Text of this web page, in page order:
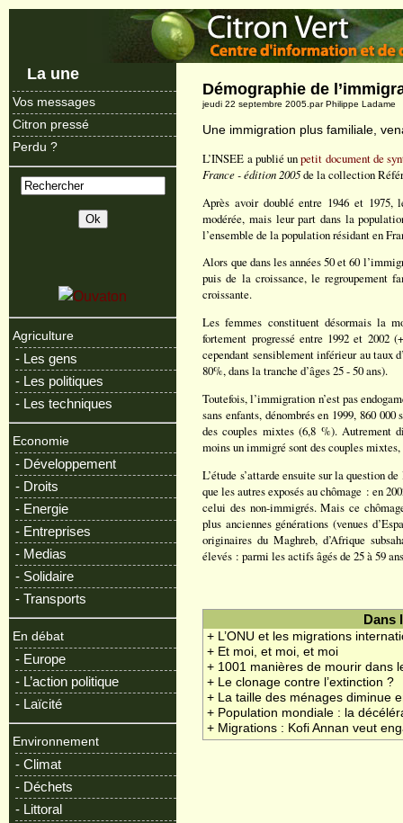
La une
Vos messages
Citron pressé
Perdu ?
Agriculture
- Les gens
- Les politiques
- Les techniques
Economie
- Développement
- Droits
- Energie
- Entreprises
- Medias
- Solidaire
- Transports
En débat
- Europe
- L’action politique
- Laïcité
Environnement
- Climat
- Déchets
- Littoral
Démographie de
jeudi 22 septembre 2005.par Philippe Ladame
Une immigration plus familiale,
L’INSEE a publié unpetit document de
France - édition 2005de la collection
Après avoir doublé entre 1946 et 1975,
modérée, mais leur part dans la
l’ensemble de la population résidant en
Alors que dans les années 50 et 60
puis de la croissance, le regroupement
croissante.
Les femmes constituent désormais la
fortement progressé entre 1992 et 2002
cependant sensiblement inférieur au taux
80%, dans la tranche d’âges 25 - 50 ans).
Toutefois, l’immigration n’est pas
sans enfants, dénombrés en 1999, 860
des couples mixtes (6,8 %). Autrement
moins un immigré sont des couples
L’étude s’attarde ensuite sur la question
que les autres exposés au chômage : en
celui des non-immigrés. Mais ce
plus anciennes générations (venues
originaires du Maghreb, d’Afrique
élevés : parmi les actifs âgés de 25 à 59
Dans
+ L’ONU et les migrations
+ Et moi, et moi, et moi
+ 1001 manières de mourir dans
+ Le clonage contre l’extinction ?
+ La taille des ménages diminue
+ Population mondiale : la
+ Migrations : Kofi Annan veut